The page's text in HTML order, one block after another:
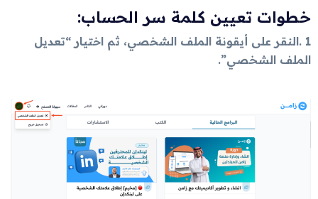
خطوات تعيين كلمة سر الحساب:
1 .النقر على أيقونة الملف الشخصي، ثم اختيار “تعديل
الملف الشخصي”.